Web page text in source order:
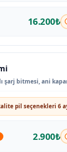
16.200₺
şarj bitmesi, ani
pil seçenekleri 6
2.900₺